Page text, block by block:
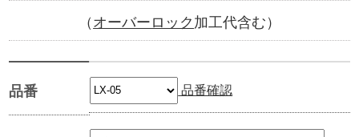
（ オーバーロック 加工代含む）
品番 品番確認